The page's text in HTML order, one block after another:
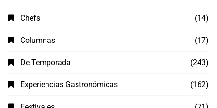
Chefs (14)
Columnas (17)
De Temporada (243)
Experiencias Gastronómicas (162)